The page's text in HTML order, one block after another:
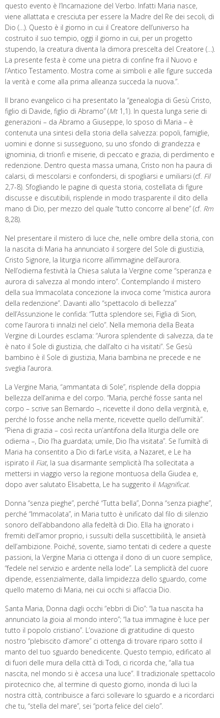
questo evento è l’Incarnazione del Verbo. Infatti Maria nasce,
viene allattata e cresciuta per essere la Madre del Re dei secoli, di
Dio (…). Questo è il giorno in cui il Creatore dell’universo ha
costruito il suo tempio, oggi il giorno in cui, per un progetto
stupendo, la creatura diventa la dimora prescelta del Creatore (…).
La presente festa è come una pietra di confine fra il Nuovo e
l’Antico Testamento. Mostra come ai simboli e alle figure succeda
la verità e come alla prima alleanza succeda la nuova.”.
Il brano evangelico ci ha presentato la “genealogia di Gesù Cristo,
figlio di Davide, figlio di Abramo” (Mt 1,1). In questa lunga serie di
generazioni – da Abramo a Giuseppe, lo sposo di Maria – è
contenuta una sintesi della storia della salvezza: popoli, famiglie,
uomini e donne si susseguono, su uno sfondo di grandezza e
ignominia, di trionfi e miserie, di peccato e grazia, di perdimento e
redenzione. Dentro questa massa umana, Cristo non ha paura di
calarsi, di mescolarsi e confondersi, di spogliarsi e umiliarsi (cf. Fil
2,7-8). Sfogliando le pagine di questa storia, costellata di figure
discusse e discutibili, risplende in modo trasparente il dito della
mano di Dio, per mezzo del quale “tutto concorre al bene” (cf. Rm
8,28).
Nel presentare il mistero di luce che, nelle ombre della storia, con
la nascita di Maria ha annunciato il sorgere del Sole di giustizia,
Cristo Signore, la liturgia ricorre all’immagine dell’aurora.
Nell’odierna festività la Chiesa saluta la Vergine come “speranza e
aurora di salvezza al mondo intero”. Contemplando il mistero
della sua Immacolata concezione la invoca come “mistica aurora
della redenzione”. Davanti allo “spettacolo di bellezza”
dell’Assunzione le confida: “Tutta splendore sei, Figlia di Sion,
come l’aurora ti innalzi nel cielo”. Nella memoria della Beata
Vergine di Lourdes esclama: “Aurora splendente di salvezza, da te
è nato il Sole di giustizia, che dall’alto ci ha visitati”. Se Gesù
bambino è il Sole di giustizia, Maria bambina ne precede e ne
sveglia l’aurora.
La Vergine Maria, “ammantata di Sole”, risplende della doppia
bellezza dell’anima e del corpo. “Maria, perché fosse santa nel
corpo – scrive san Bernardo –, ricevette il dono della verginità, e,
perché lo fosse anche nella mente, ricevette quello dell’umiltà”.
“Piena di grazia – così recita un’antifona della liturgia delle ore
odierna –, Dio l’ha guardata; umile, Dio l’ha visitata”. Se l’umiltà di
Maria ha consentito a Dio di farLe visita, a Nazaret, e Le ha
ispirato il Fiat, la sua disarmante semplicità l’ha sollecitata a
mettersi in viaggio verso la regione montuosa della Giudea e,
dopo aver salutato Elisabetta, Le ha suggerito il Magnificat.
Donna “senza pieghe”, perché “Tutta bella”, Donna “senza piaghe”,
perché “Immacolata”, in Maria tutto è unificato dal filo di silenzio
sonoro dell’abbandono alla fedeltà di Dio. Ella ha ignorato i
fremiti dell’amor proprio, i sussulti della suscettibilità, le ansietà
dell’ambizione. Poiché, sovente, siamo tentati di cedere a queste
passioni, la Vergine Maria ci ottenga il dono di un cuore semplice,
“fedele nel servizio e ardente nella lode”. La semplicità del cuore
dipende, essenzialmente, dalla limpidezza dello sguardo, come
quello materno di Maria, nei cui occhi si affaccia Dio.
Santa Maria, Donna dagli occhi “ebbri di Dio”: “la tua nascita ha
annunciato la gioia al mondo intero”; “la tua immagine è luce per
tutto il popolo cristiano”. L’ovazione di gratitudine di questo
nostro “plebiscito d’amore” ci ottenga di trovare riparo sotto il
manto del tuo sguardo benedicente. Questo tempio, edificato al
di fuori delle mura della città di Todi, ci ricorda che, “alla tua
nascita, nel mondo si è accesa una luce”. Il tradizionale spettacolo
pirotecnico che, al termine di questo giorno, inonda di luci la
nostra città, contribuisce a farci sollevare lo sguardo e a ricordarci
che tu, “stella del mare”, sei “porta felice del cielo”.